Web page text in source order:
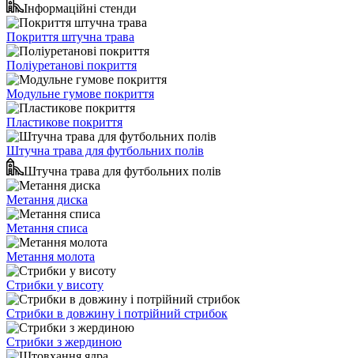
Інформаційні стенди
Покриття штучна трава
Поліуретанові покриття
Модульне гумове покриття
Пластикове покриття
Штучна трава для футбольних полів
Штучна трава для футбольних полів
Метання диска
Метання списа
Метання молота
Стрибки у висоту
Стрибки в довжину і потрійний стрибок
Стрибки з жердиною